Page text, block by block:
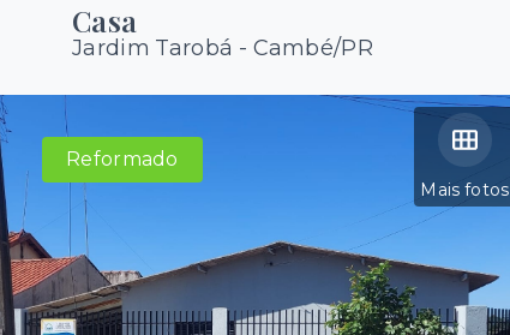
Casa
Jardim Tarobá - Cambé/PR
Mais fotos
Reformado